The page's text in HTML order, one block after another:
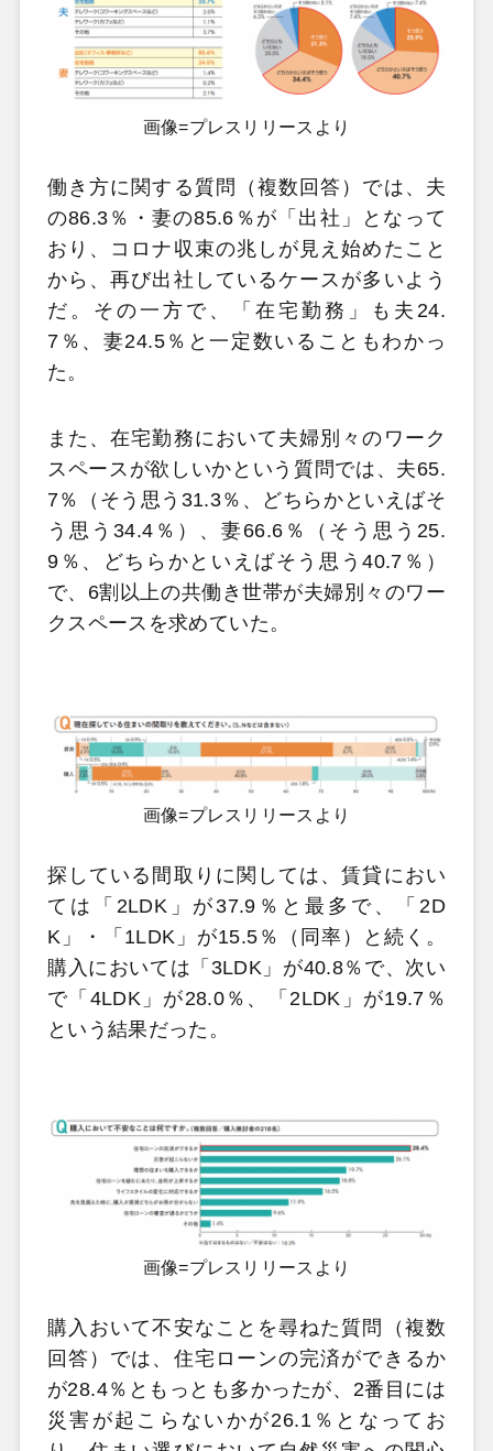
画像=プレスリリースより
働き方に関する質問（複数回答）では、夫
の86.3％・妻の85.6％が「出社」となって
おり、コロナ収束の兆しが見え始めたこと
から、再び出社しているケースが多いよう
だ。その一方で、「在宅勤務」も夫24.
7％、妻24.5％と一定数いることもわかっ
た。
また、在宅勤務において夫婦別々のワーク
スペースが欲しいかという質問では、夫65.
7％（そう思う31.3％、どちらかといえばそ
う思う34.4％）、妻66.6％（そう思う25.
9％、どちらかといえばそう思う40.7％）
で、6割以上の共働き世帯が夫婦別々のワー
クスペースを求めていた。
画像=プレスリリースより
探している間取りに関しては、賃貸におい
ては「2LDK」が37.9％と最多で、「2D
K」・「1LDK」が15.5％（同率）と続く。
購入においては「3LDK」が40.8％で、次い
で「4LDK」が28.0％、「2LDK」が19.7％
という結果だった。
画像=プレスリリースより
購入おいて不安なことを尋ねた質問（複数
回答）では、住宅ローンの完済ができるか
が28.4％ともっとも多かったが、2番目には
災害が起こらないかが26.1％となってお